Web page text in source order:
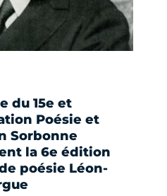
du 15e et
Poésie et
Sorbonne
la 6e édition
poésie Léon-